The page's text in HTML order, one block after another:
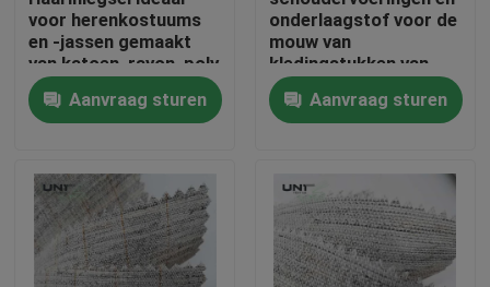
Producten
Over ons
voor herenkostuums
en -jassen gemaakt
van katoen, rayon, poly
geitenhaar met een
stijve, gladde,
elastische hand
Aanvraag sturen
onderlaagstof voor de
mouw van
kledingstukken van
hoge kwaliteit
Aanvraag sturen